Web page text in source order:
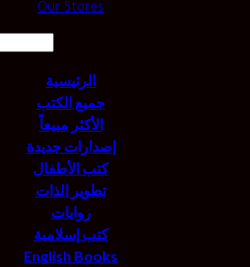
Our Stores
الرئيسية
جميع الكتب
الأكثر مبيعاً
إصدارات جديدة
كتب الأطفال
تطوير الذات
روايات
كتب إسلامية
English Books